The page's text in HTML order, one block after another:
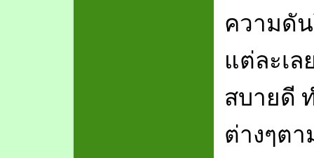
ความดั
แต่ละเล
สบายดี
ต่างๆต